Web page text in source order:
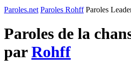
Paroles.net Paroles Rohff Paroles
Paroles de la
parRohff